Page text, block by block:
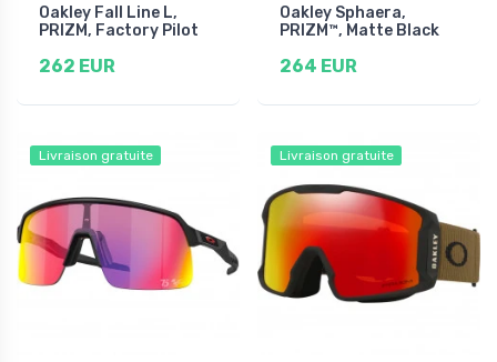
Oakley Fall Line L,
PRIZM, Factory Pilot
262 EUR
Oakley Sphaera,
PRIZM™, Matte Black
264 EUR
Livraison gratuite Livraison gratuite